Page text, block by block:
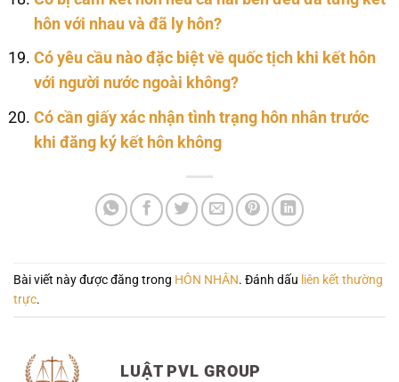
hôn với nhau và đã ly hôn?
Có yêu cầu nào đặc biệt về quốc tịch khi kết hôn
với người nước ngoài không?
Có cần giấy xác nhận tình trạng hôn nhân trước
khi đăng ký kết hôn không
Bài viết này được đăng trong HÔN NHÂN. Đánh dấu liên kết thường
trực.
LUẬT PVL GROUP